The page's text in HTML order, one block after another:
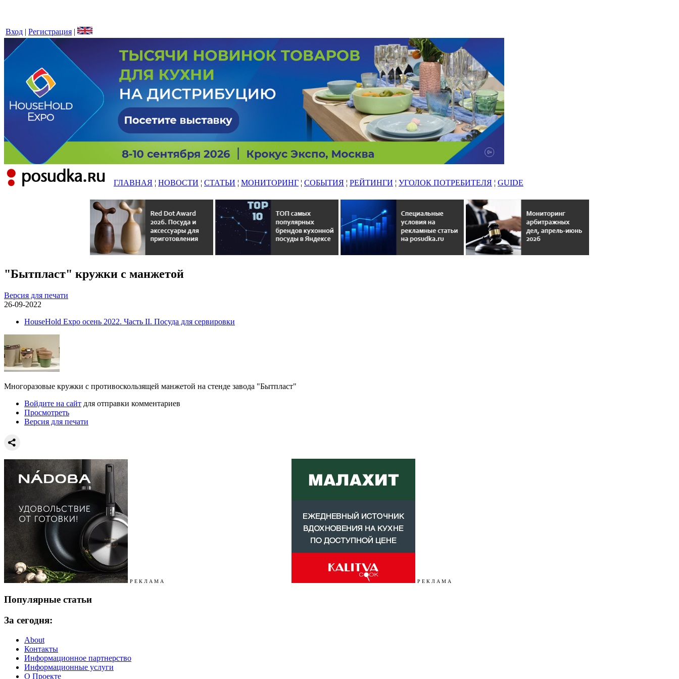
Вход | Регистрация |
ГЛАВНАЯ ¦ НОВОСТИ ¦ СТАТЬИ ¦ МОНИТОРИНГ ¦ СОБЫТИЯ ¦ РЕЙТИНГИ ¦ УГОЛОК ПОТРЕБИТЕЛЯ ¦ GUIDE
"Бытпласт" кружки с манжетой
Версия для печати
26-09-2022
HouseHold Expo осень 2022. Часть II. Посуда для сервировки
Многоразовые кружки с противоскользящей манжетой на стенде завода "Бытпласт"
Войдите на сайт для отправки комментариев
Просмотреть
Версия для печати
Р Е К Л А М А Р Е К Л А М А
Популярные статьи
За сегодня:
About
Контакты
Информационное партнерство
Информационные услуги
О Проекте